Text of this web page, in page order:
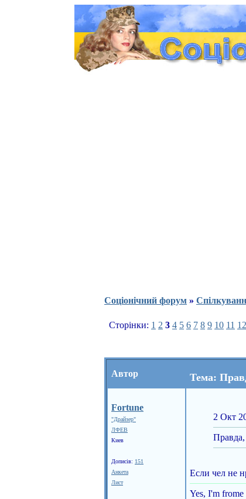
Соціонічний форум »
Сторінки: 1 2 3 4 5 6 7 8 9 10 11 12
Автор Тема:
Fortune
"Драйзер"
ЛФЕВ
Киев
Дописів: 151
Анкета
Лист
2 Окт
Правда,
Если чел не
Yes, I'm